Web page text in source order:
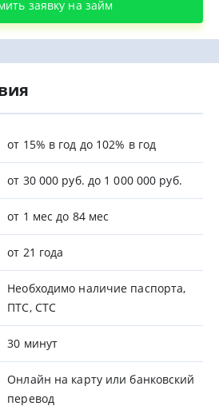
заявку на займ
от 15% в год до 102% в год
от 30 000 руб. до 1 000 000 руб.
от 1 мес до 84 мес
от 21 года
Необходимо наличие паспорта,
ПТС, СТС
30 минут
Онлайн на карту или банковский
перевод